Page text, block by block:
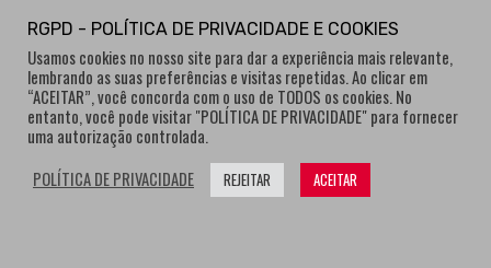
e-newvation tem o patrocínio do “Produto do
Ano”, o prémio de inovação atribuído por
consumidores.
RGPD - POLÍTICA DE PRIVACIDADE E COOKIES
Usamos cookies no nosso site para dar a experiência mais relevante,
lembrando as suas preferências e visitas repetidas. Ao clicar em
“ACEITAR”, você concorda com o uso de TODOS os cookies. No
entanto, você pode visitar "POLÍTICA DE PRIVACIDADE" para fornecer
uma autorização controlada.
POLÍTICA DE PRIVACIDADE
REJEITAR ACEITAR